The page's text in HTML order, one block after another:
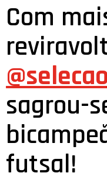
Com
sagrou-
futsal!